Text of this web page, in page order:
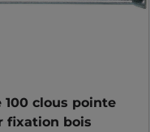
100 clous pointe
fixation bois